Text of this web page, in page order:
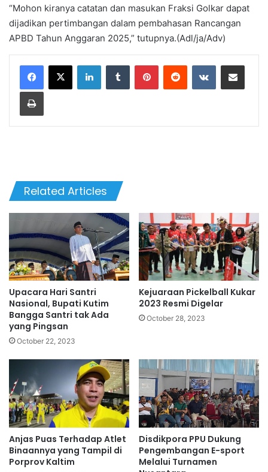
“Mohon kiranya catatan dan masukan Fraksi Golkar dapat
dijadikan pertimbangan dalam pembahasan Rancangan
APBD Tahun Anggaran 2025,” tutupnya.(Adl/ja/Adv)
LinkedInTumblr PinterestReddit VKontakteShare via Email
Print
Related Articles
Upacara Hari Santri
Nasional, Bupati Kutim
Bangga Santri tak Ada
yang Pingsan
October 22, 2023
Kejuaraan Pickelball Kukar
2023 Resmi Digelar
October 28, 2023
Anjas Puas Terhadap Atlet
Binaannya yang Tampil di
Porprov Kaltim
Disdikpora PPU Dukung
Pengembangan E-sport
Melalui Turnamen